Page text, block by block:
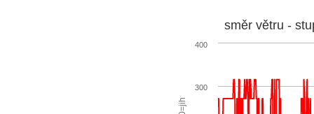
směr větru -
300
400